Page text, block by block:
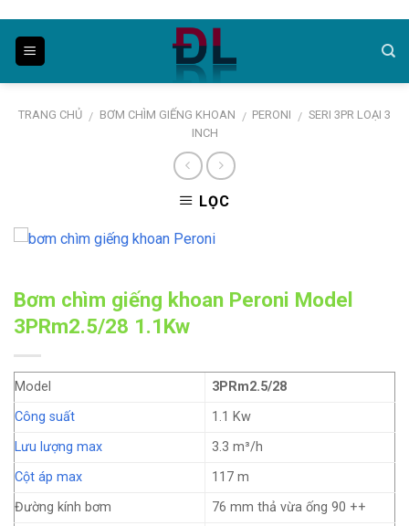
content
TRANG CHỦ / BƠM CHÌM GIẾNG KHOAN / PERONI / SERI 3PR LOẠI 3
INCH
LỌC
Bơm chìm giếng khoan Peroni Model
3PRm2.5/28 1.1Kw
Model
3PRm2.5/28
Công suất
1.1 Kw
Lưu lượng max
3.3 m³/h
Cột áp max
117 m
Đường kính bơm
76 mm thả vừa ống 90 ++